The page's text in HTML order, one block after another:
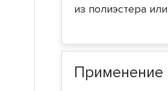
из полиэстера
Применение